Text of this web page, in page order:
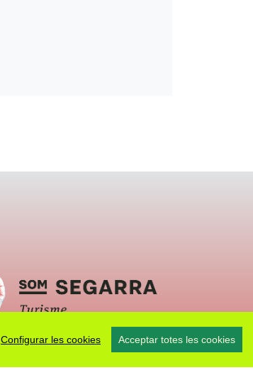
Configurar les cookies Acceptar totes les cookies